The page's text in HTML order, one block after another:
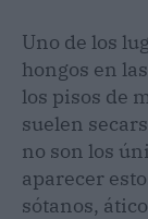
Uno de los
hongos en
los pisos de
suelen
no son los
aparecer
sótanos,